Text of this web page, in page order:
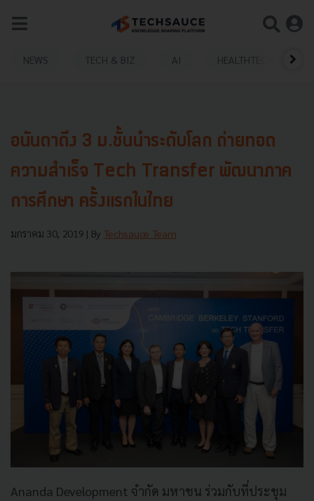
NEWS TECH & BIZ AI HEALTHTECH
อนันดาดึง 3 ม.ชั้นนำระดับโลก ถ่ายทอด
ความสำเร็จ Tech Transfer พัฒนาภาค
การศึกษา ครั้งแรกในไทย
มกราคม 30, 2019 | By Techsauce Team
Ananda Development จำกัด มหาชน ร่วมกับที่ประชุม